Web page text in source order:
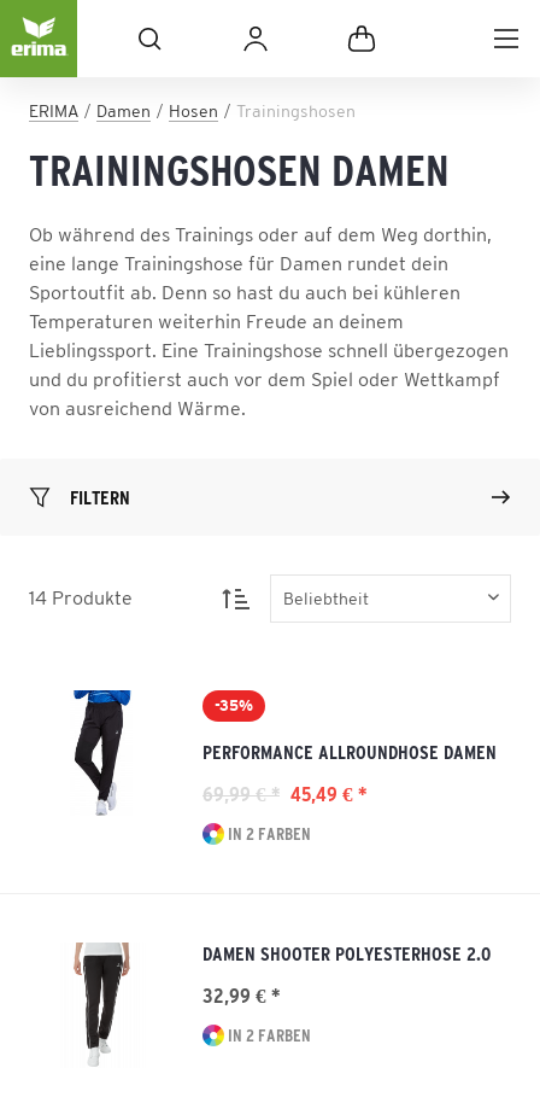
ERIMA Damen Hosen Trainingshosen
TRAININGSHOSEN DAMEN
Ob während des Trainings oder auf dem Weg dorthin,
eine lange Trainingshose für Damen rundet dein
Sportoutfit ab. Denn so hast du auch bei kühleren
Temperaturen weiterhin Freude an deinem
Lieblingssport. Eine Trainingshose schnell übergezogen
und du profitierst auch vor dem Spiel oder Wettkampf
von ausreichend Wärme.
FILTERN
14 Produkte
-35%
PERFORMANCE ALLROUNDHOSE DAMEN
69,99 € * 45,49 € *
IN 2 FARBEN
DAMEN SHOOTER POLYESTERHOSE 2.0
32,99 € *
IN 2 FARBEN